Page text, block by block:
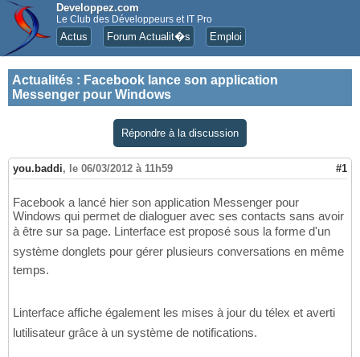
Developpez.com
Le Club des Développeurs et IT Pro
Actus Forum Actualit�s Emploi
Actualités : Facebook lance son application
Messenger pour Windows
Répondre à la discussion
you.baddi, le 06/03/2012 à 11h59 #1
Facebook a lancé hier son application Messenger pour
Windows qui permet de dialoguer avec ses contacts sans avoir
à être sur sa page. Linterface est proposé sous la forme d'un
système donglets pour gérer plusieurs conversations en même
temps.
Linterface affiche également les mises à jour du télex et averti
lutilisateur grâce à un système de notifications.